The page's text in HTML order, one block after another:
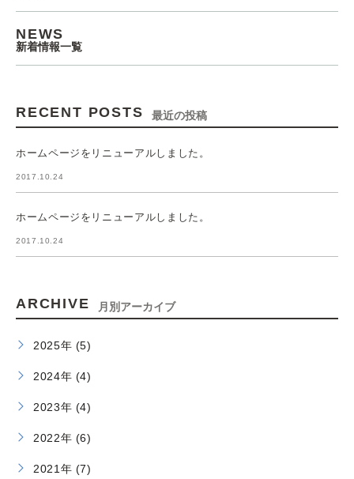
NEWS
新着情報一覧
RECENT POSTS 最近の投稿
ホームページをリニューアルしました。
2017.10.24
ホームページをリニューアルしました。
2017.10.24
ARCHIVE 月別アーカイブ
2025年 (5)
2024年 (4)
2023年 (4)
2022年 (6)
2021年 (7)